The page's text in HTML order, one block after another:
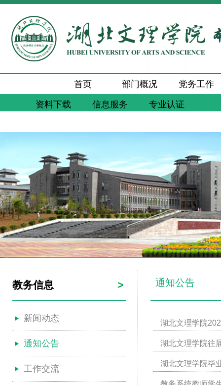
首页 部门概况 党务工作
资料下载 信息服务 专业认证
教务信息 >
新闻动态
通知公告
工作交流
通知公告
湖北文理学院
湖北文理学院往
湖北文理学院毕